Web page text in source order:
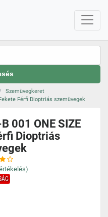
Szemüvegkeret
Férfi Dioptriás szemüvegek
001 ONE SIZE
Dioptriás